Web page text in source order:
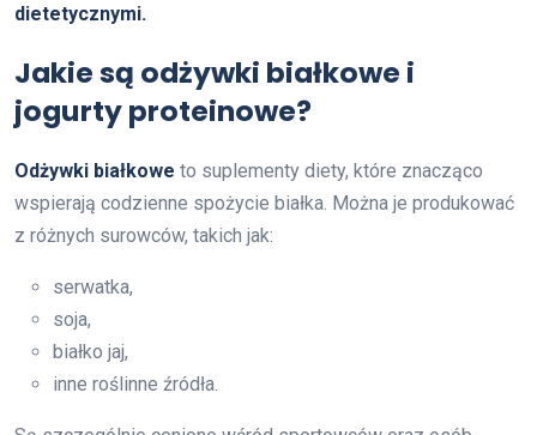
dietetycznymi.
Jakie są odżywki białkowe i
jogurty proteinowe?
Odżywki białkowe to suplementy diety, które znacząco
wspierają codzienne spożycie białka. Można je produkować
z różnych surowców, takich jak:
serwatka,
soja,
białko jaj,
inne roślinne źródła.